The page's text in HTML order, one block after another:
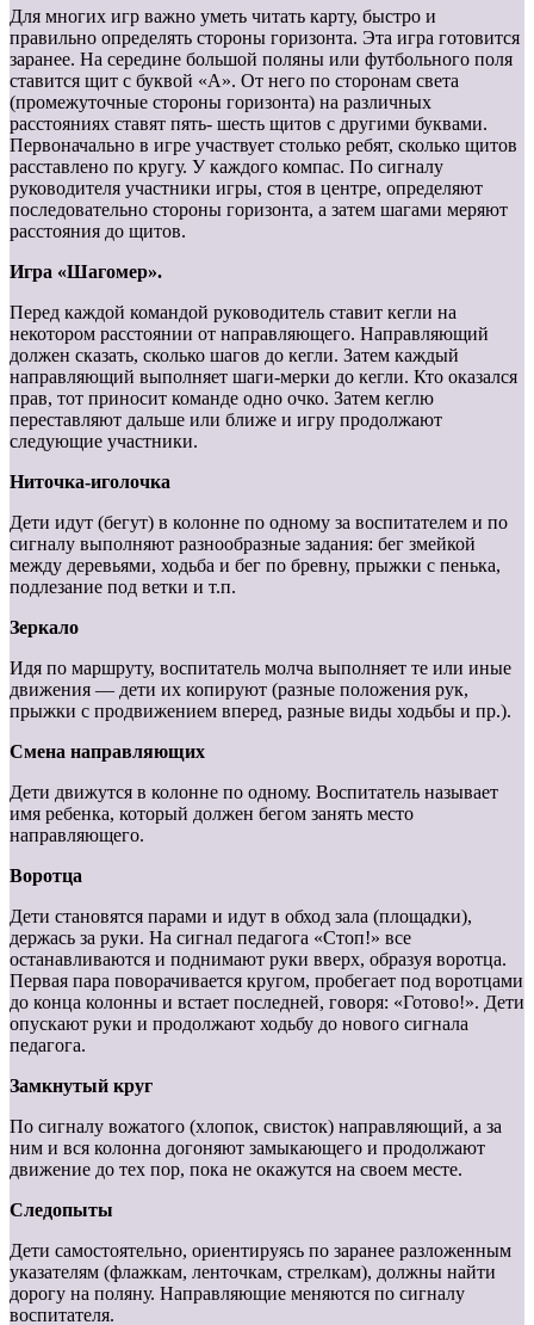
Для многих игр важно уметь читать карту, быстро и
правильно определять стороны горизонта. Эта игра готовится
заранее. На середине большой поляны или футбольного поля
ставится щит с буквой «А». От него по сторонам света
(промежуточные стороны горизонта) на различных
расстояниях ставят пять- шесть щитов с другими буквами.
Первоначально в игре участвует столько ребят, сколько щитов
расставлено по кругу. У каждого компас. По сигналу
руководителя участники игры, стоя в центре, определяют
последовательно стороны горизонта, а затем шагами меряют
расстояния до щитов.
Игра «Шагомер».
Перед каждой командой руководитель ставит кегли на
некотором расстоянии от направляющего. Направляющий
должен сказать, сколько шагов до кегли. Затем каждый
направляющий выполняет шаги-мерки до кегли. Кто оказался
прав, тот приносит команде одно очко. Затем кеглю
переставляют дальше или ближе и игру продолжают
следующие участники.
Ниточка-иголочка
Дети идут (бегут) в колонне по одному за воспитателем и по
сигналу выполняют разнообразные задания: бег змейкой
между деревьями, ходьба и бег по бревну, прыжки с пенька,
подлезание под ветки и т.п.
Зеркало
Идя по маршруту, воспитатель молча выполняет те или иные
движения — дети их копируют (разные положения рук,
прыжки с продвижением вперед, разные виды ходьбы и пр.).
Смена направляющих
Дети движутся в колонне по одному. Воспитатель называет
имя ребенка, который должен бегом занять место
направляющего.
Воротца
Дети становятся парами и идут в обход зала (площадки),
держась за руки. На сигнал педагога «Стоп!» все
останавливаются и поднимают руки вверх, образуя воротца.
Первая пара поворачивается кругом, пробегает под воротцами
до конца колонны и встает последней, говоря: «Готово!». Дети
опускают руки и продолжают ходьбу до нового сигнала
педагога.
Замкнутый круг
По сигналу вожатого (хлопок, свисток) направляющий, а за
ним и вся колонна догоняют замыкающего и продолжают
движение до тех пор, пока не окажутся на своем месте.
Следопыты
Дети самостоятельно, ориентируясь по заранее разложенным
указателям (флажкам, ленточкам, стрелкам), должны найти
дорогу на поляну. Направляющие меняются по сигналу
воспитателя.